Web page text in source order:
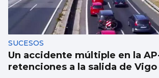
SUCESOS
Un accidente múltiple en la
retenciones a la salida de Vigo